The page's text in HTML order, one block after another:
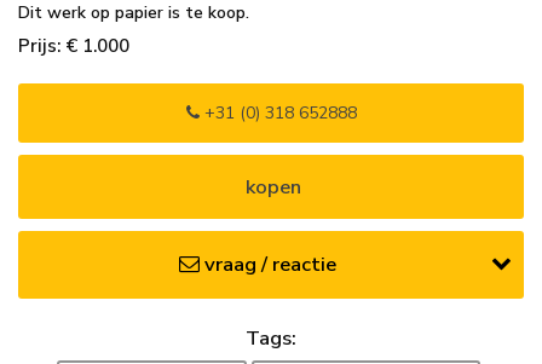
Dit werk op papier is te koop.
Prijs: € 1.000
+31 (0) 318 652888
kopen
vraag / reactie
Tags: